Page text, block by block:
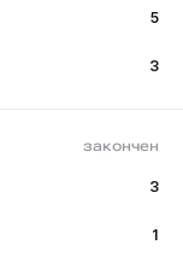
5
3
закончен
3
1